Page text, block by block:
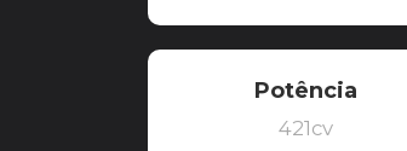
Potência
421cv